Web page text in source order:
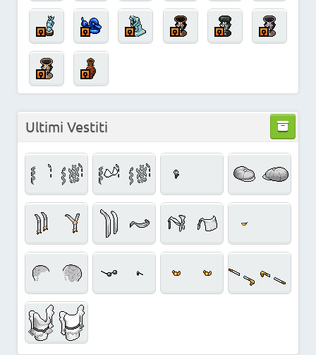
Ultimi Vestiti